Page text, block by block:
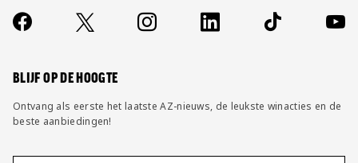
Contact
FAQ
Socials
https://www.facebook.com/AZAlkmaar
X Instagram LinkedIn TikTok
BLIJF OP DE HOOGTE
Ontvang als eerste het laatste AZ-nieuws, de leukste winacties en de
beste aanbiedingen!